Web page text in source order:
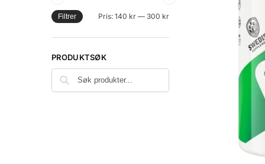
Filtrer Pris: 140 kr— 300 kr
PRODUKTSØK